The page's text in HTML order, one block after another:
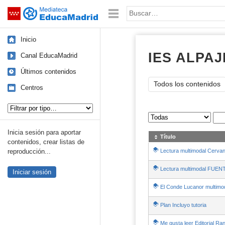
Saltar navegación Palabra o frase:
Inicio
Canal EducaMadrid
Últimos contenidos
Centros
Inicia sesión para aportar
contenidos, crear listas de
reproducción...
Iniciar sesión
IES
Todos los contenidos
Sus archivos
Título
Lectura multimodal
Lectura multimodal
El Conde Lucanor
Plan Incluyo tutoria
Me gusta leer Editorial